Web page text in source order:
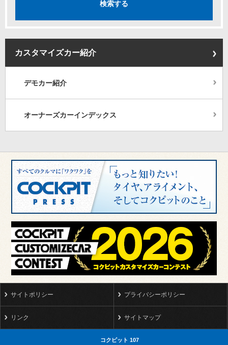
カスタマイズカー紹介
デモカー紹介
オーナーズカーインデックス
サイトポリシー プライバシーポリシー
リンク サイトマップ
コクピット 107